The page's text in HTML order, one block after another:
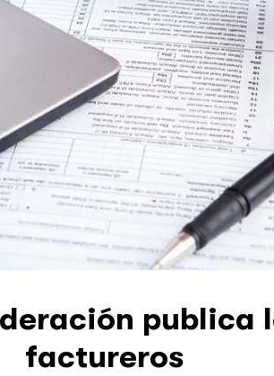
publica
factureros